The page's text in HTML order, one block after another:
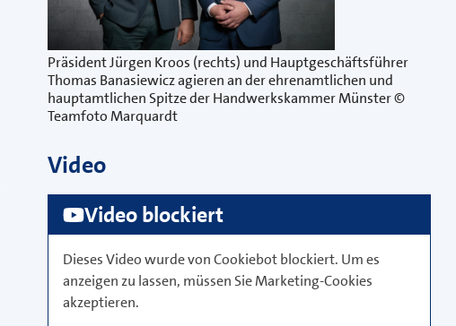
Präsident Jürgen Kroos (rechts) und Hauptgeschäftsführer
Thomas Banasiewicz agieren an der ehrenamtlichen und
hauptamtlichen Spitze der Handwerkskammer Münster ©
Teamfoto Marquardt
Video
Video blockiert
Dieses Video wurde vonCookiebotblockiert. Um es
anzeigen zu lassen, müssen SieMarketing-Cookies
akzeptieren.